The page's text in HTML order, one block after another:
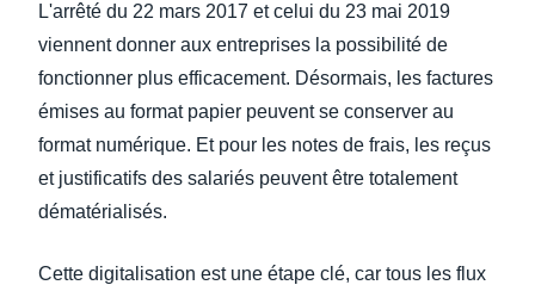
L'arrêté du 22 mars 2017 et celui du 23 mai 2019
viennent donner aux entreprises la possibilité de
fonctionner plus efficacement. Désormais, les factures
émises au format papier peuvent se conserver au
format numérique. Et pour les notes de frais, les reçus
et justificatifs des salariés peuvent être totalement
dématérialisés.
Cette digitalisation est une étape clé, car tous les flux